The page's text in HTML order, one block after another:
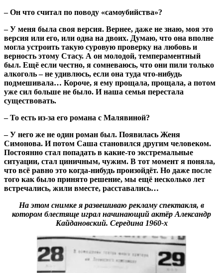
– Он что считал по поводу «самоубийства»?
– У меня была своя версия. Вернее, даже не знаю, моя это
версия или его, или одна на двоих. Думаю, что она вполне
могла устроить такую суровую проверку на любовь и
верность этому Стасу. А он молодой, темпераментный
был. Ещё если честно, я сомневаюсь, что они пили только
алкоголь – не удивлюсь, если она туда что-нибудь
подмешивала… Короче, я ему прощала, прощала, а потом
уже сил больше не было. И наша семья перестала
существовать.
– То есть из-за его романа с Малявиной?
– У него же не один роман был. Появилась Женя
Симонова. И потом Саша становился другим человеком.
Постоянно стал попадать в какие-то экстремальные
ситуации, стал циничным, чужим. В тот момент я поняла,
что всё равно это когда-нибудь произойдёт. Но даже после
того как было принято решение, мы ещё несколько лет
встречались, жили вместе, расставались…
На этом снимке я развешиваю рекламу спектакля, в
котором блестяще играл начинающий актёр Александр
Кайдановский. Середина 1960-х